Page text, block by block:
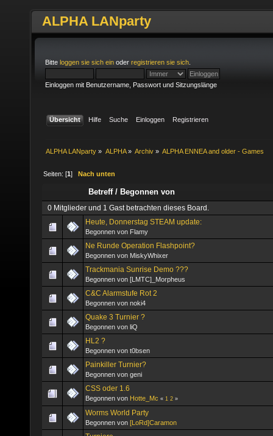
ALPHA LANparty
Bitte loggen sie sich ein oder registrieren sie sich
Einloggen mit Benutzername, Passwort und Sitzungslänge
Übersicht Hilfe Suche Einloggen Registrieren
ALPHA LANparty » ALPHA» Archiv» ALPHA ENNEA and older - Games
Seiten: [1]Nach unten
Betreff/Begonnen von
0 Mitglieder und 1 Gast betrachten dieses Board.
Heute, Donnerstag STEAM update:
Begonnen von Flamy
Ne Runde Operation Flashpoint?
Begonnen von MiskyWhixer
Trackmania Sunrise Demo ???
Begonnen von [LMTC]_Morpheus
C&C Alarmstufe Rot 2
Begonnen von noki4
Quake 3 Turnier ?
Begonnen von liQ
HL2 ?
Begonnen von t0bsen
Painkiller Turnier?
Begonnen von geni
CSS oder 1.6
Begonnen von Hotte_Mc « 1 2 »
Worms World Party
Begonnen von [LoRd]Caramon